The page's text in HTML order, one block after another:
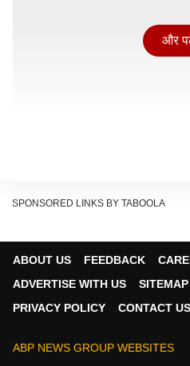
जा सकता है. उन्होंने कहा कि यह
और
SPONSORED LINKS BY TABOOLA
ABOUT US FEEDBACK
ADVERTISE WITH US
SITEMAP
PRIVACY POLICY
CONTACT US
ABP NEWS GROUP WEBSITES